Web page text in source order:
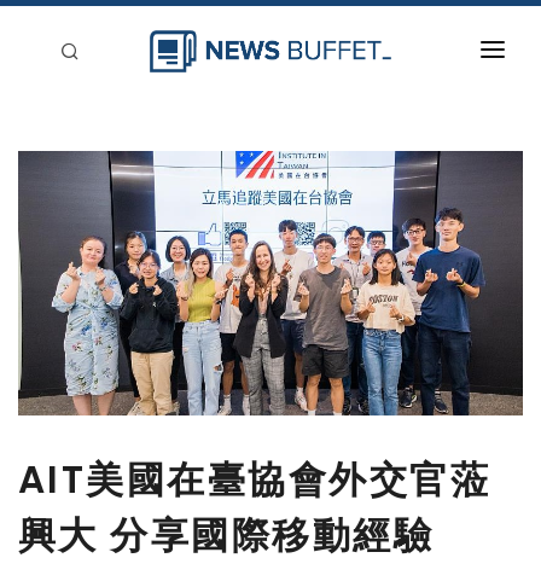
新聞稿分類
刊登
AIT美國在臺協會外交官蒞
興大 分享國際移動經驗